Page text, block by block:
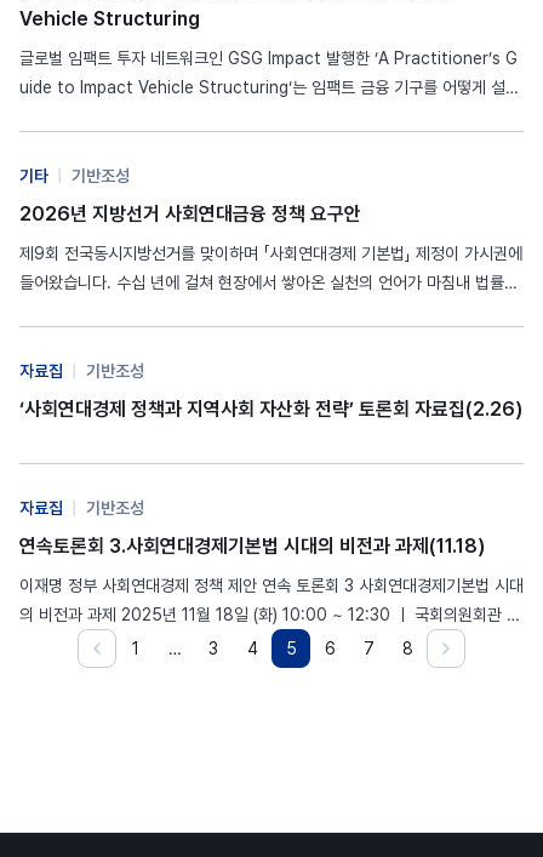
Vehicle Structuring
글로벌 임팩트 투자 네트워크인 GSG Impact 발행한 ‘A Practitioner’s G
uide to Impact Vehicle Structuring‘는 임팩트 금융 기구를 어떻게 설계
실무자들이 투자 수단 설계 과정 전반에 걸쳐 도움을…
기타 기반조성
2026년 지방선거 사회연대금융 정책 요구안
제9회 전국동시지방선거를 맞이하며 「사회연대경제 기본법」 제정이 가시권에
들어왔습니다. 수십 년에 걸쳐 현장에서 쌓아온 실천의 언어가 마침내 법률의
자료집
기반조성
‘사회연대경제 정책과 지역사회 자산화 전략’ 토론회 자료집(2.26)
자료집 기반조성
연속토론회 3.사회연대경제기본법 시대의 비전과 과제(11.18)
이재명 정부 사회연대경제 정책 제안 연속 토론회 3 사회연대경제기본법 시대
의 비전과 과제 2025년 11월 18일 (화) 10:00 ~ 12:30 ㅣ 국회의원회관 제
8간담회의실…
1 … 3 4 5 6 7 8